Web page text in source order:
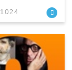
1024